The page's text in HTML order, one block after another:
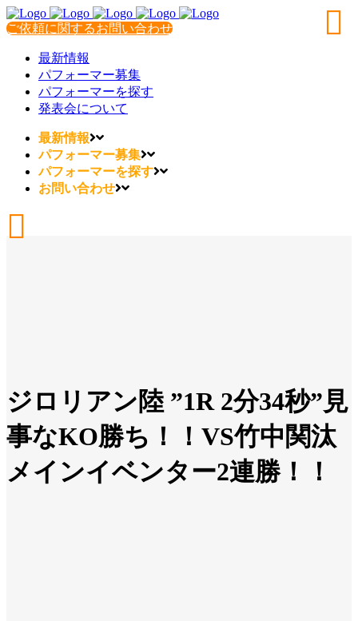
ご依頼に関するお問い合わせ
最新情報
パフォーマー募集
パフォーマーを探す
発表会について
最新情報
パフォーマー募集
パフォーマーを探す
お問い合わせ
ジロリアン陸 ”1R 2分34秒”見
事なKO勝ち！！VS竹中関汰
メインイベンター2連勝！！